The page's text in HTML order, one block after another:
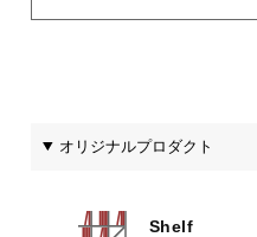
オリジナルプロダクト
Shelf